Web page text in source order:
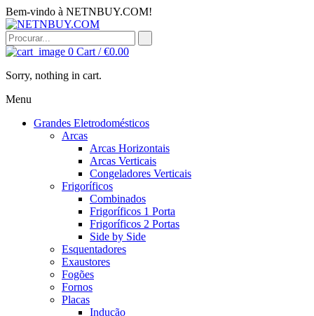
Bem-vindo à NETNBUY.COM!
0 Cart /€0.00
Sorry, nothing in cart.
Menu
Grandes Eletrodomésticos
Arcas
Arcas Horizontais
Arcas Verticais
Congeladores Verticais
Frigoríficos
Combinados
Frigoríficos 1 Porta
Frigoríficos 2 Portas
Side by Side
Esquentadores
Exaustores
Fogões
Fornos
Placas
Indução